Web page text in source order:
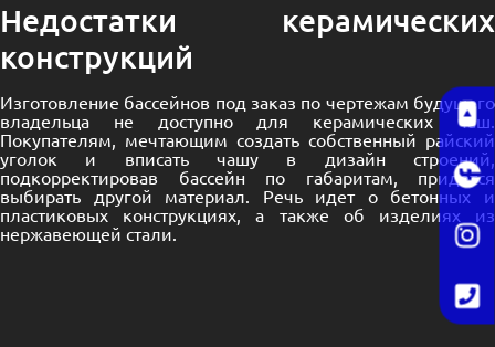
Недостатки керамических
конструкций
Изготовление бассейнов под заказ по чертежам будущего
владельца не доступно для керамических чаш.
Покупателям, мечтающим создать собственный райский
уголок и вписать чашу в дизайн строений,
подкорректировав бассейн по габаритам, придется
выбирать другой материал. Речь идет о бетонных и
пластиковых конструкциях, а также об изделиях из
нержавеющей стали.